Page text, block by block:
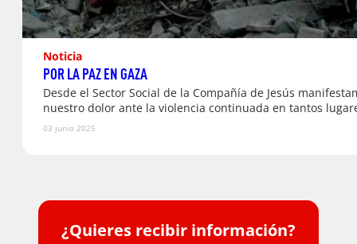
Noticia
POR LA PAZ EN GAZA
Desde el Sector Social de la Compañía de Jesús
nuestro dolor ante la violencia continuada en tantos
03 junio 2025
¿Quieres recibir información?